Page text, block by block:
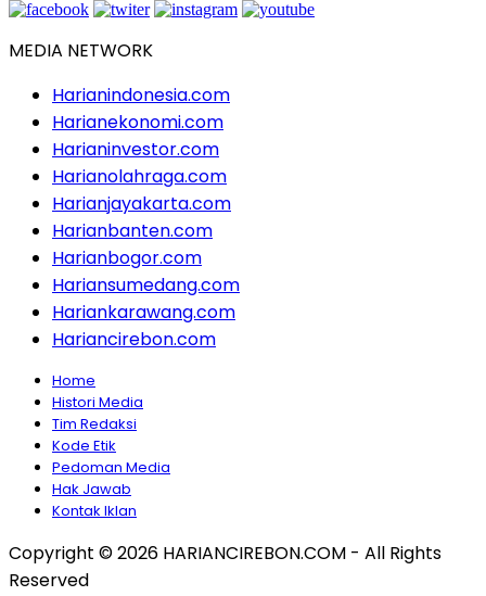
MEDIA NETWORK
Harianindonesia.com
Harianekonomi.com
Harianinvestor.com
Harianolahraga.com
Harianjayakarta.com
Harianbanten.com
Harianbogor.com
Hariansumedang.com
Hariankarawang.com
Hariancirebon.com
Home
Histori Media
Tim Redaksi
Kode Etik
Pedoman Media
Hak Jawab
Kontak Iklan
Copyright © 2026 HARIANCIREBON.COM - All Rights
Reserved